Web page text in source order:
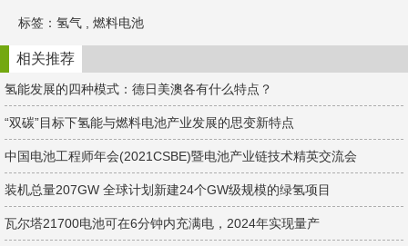
a
t
e
b
o
d
n
标签： 氢气 燃料电池
相关推荐
氢能发展的四种模式：德日美澳各有什么特点？
“双碳”目标下氢能与燃料电池产业发展的思变新特点
中国电池工程师年会(2021CSBE)暨电池产业链技术精英交流会
装机总量207GW 全球计划新建24个GW级规模的绿氢项目
瓦尔塔21700电池可在6分钟内充满电，2024年实现量产